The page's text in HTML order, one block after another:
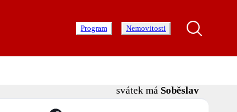
Program Nemovitosti
svátek má Soběslav